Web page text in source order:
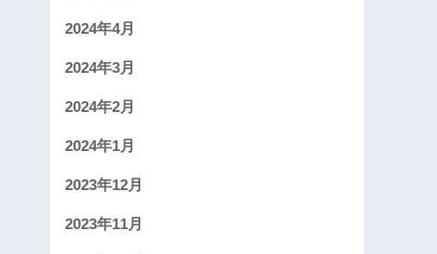
2024年4月
2024年3月
2024年2月
2024年1月
2023年12月
2023年11月